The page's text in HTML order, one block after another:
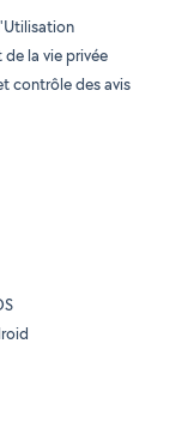
la vie privée
contrôle des avis